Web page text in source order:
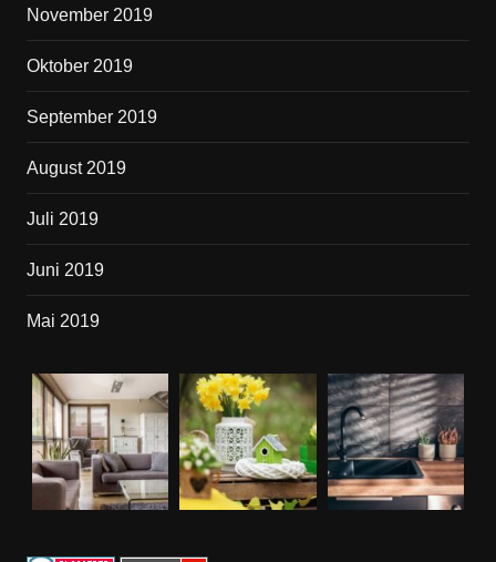
November 2019
Oktober 2019
September 2019
August 2019
Juli 2019
Juni 2019
Mai 2019